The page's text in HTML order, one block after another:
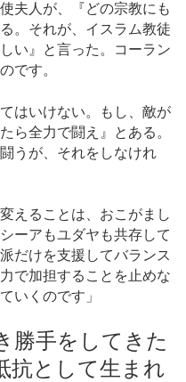
夫人が、『どの宗教にも
。それが、イスラム教徒
い』と言った。コーラン
です。
はいけない。もし、敵が
ら全力で闘え』とある。
うが、それをしなけれ
えることは、おこがまし
ーアもユダヤも共存して
だけを支援してバランス
で加担することを止めな
いくのです」
勝手をしてきた
抗として生まれ